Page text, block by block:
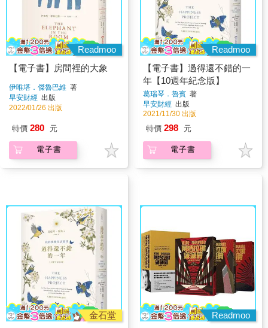
Readmoo
【電子書】房間裡的大象
伊唯塔．傑魯巴維 著
早安財經 出版
2022/01/26 出版
特價 280 元
電子書
Readmoo
【電子書】過得還不錯的一
年【10週年紀念版】
葛瑞琴．魯賓 著
早安財經 出版
2021/11/30 出版
特價 298 元
電子書
金石堂
Readmoo